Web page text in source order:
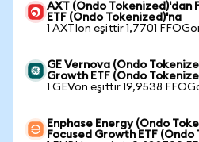
AXT (Ondo Tokenized)'dan
ETF (Ondo Tokenized)'na
1 AXTIon eşittir 1,7701
GE Vernova (Ondo
Growth ETF (Ondo
1 GEVon eşittir 19,9538
Enphase Energy (Ondo
Focused Growth ETF